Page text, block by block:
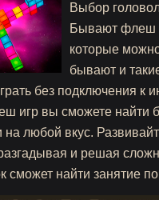
Выбор
Бывают флеш
которые
бывают и
без подключения к
игр вы сможете найти
на любой вкус.
и решая
сможет найти занятие